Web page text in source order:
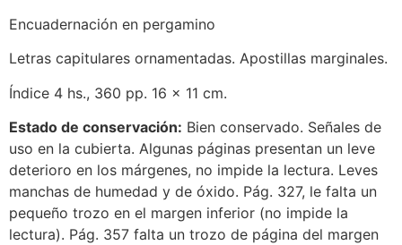
Encuadernación en pergamino
Letras capitulares ornamentadas. Apostillas marginales.
Índice 4 hs., 360 pp. 16 x 11 cm.
Estado de conservación: Bien conservado. Señales de
uso en la cubierta. Algunas páginas presentan un leve
deterioro en los márgenes, no impide la lectura. Leves
manchas de humedad y de óxido. Pág. 327, le falta un
pequeño trozo en el margen inferior (no impide la
lectura). Pág. 357 falta un trozo de página del margen